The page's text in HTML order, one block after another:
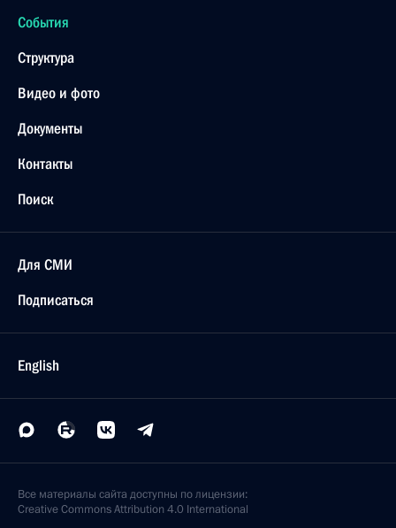
События
Структура
Видео и фото
Документы
Контакты
Поиск
Для СМИ
Подписаться
English
Все материалы сайта доступны по лицензии:
Creative Commons Attribution 4.0 International